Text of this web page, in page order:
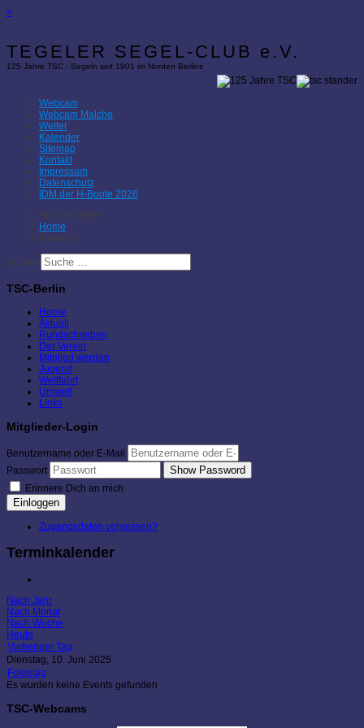
×
TEGELER SEGEL-CLUB e.V.
125 Jahre TSC - Segeln seit 1901 im Norden Berlins
Webcam
Webcam Malche
Wetter
Kalender
Sitemap
Kontakt
Impressum
Datenschutz
IDM der H-Boote 2026
Aktuelle Seite:
Home
Kalender
Suchen
TSC-Berlin
Home
Aktuell
Rundschreiben
Der Verein
Mitglied werden
Jugend
Wettfahrt
Umwelt
Links
Mitglieder-Login
Benutzername oder E-Mail
Passwort
Show Password
Erinnere Dich an mich
Einloggen
Zugangsdaten vergessen?
Terminkalender
Nach Jahr
Nach Monat
Nach Woche
Heute
Vorheriger Tag
Dienstag, 10. Juni 2025
Folgetag
Es wurden keine Events gefunden
TSC-Webcams